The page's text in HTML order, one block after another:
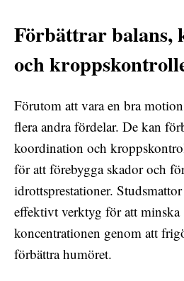
Förbättrar balans,
och
Förutom att vara en bra
flera andra fördelar. De kan
koordination och
för att förebygga skador och
idrottsprestationer.
effektivt verktyg för att minska
koncentrationen genom att
förbättra humöret.